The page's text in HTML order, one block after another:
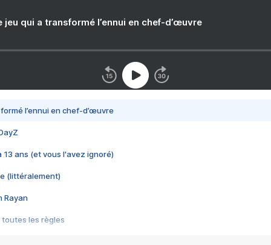
jeu qui a transformé l’ennui en chef-d’œuvre
l’ennui en chef-d’œuvre
13 ans (et vous l'avez ignoré)
(littéralement)
Rayan
toutes les règles